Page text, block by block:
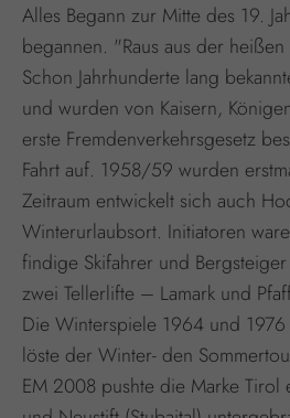
Alles Begann zur Mitte des 19.
begannen. "Raus aus der
Schon Jahrhunderte lang
und wurden von Kaisern,
erste Fremdenverkehrsgesetz
Fahrt auf. 1958/59 wurden
Zeitraum entwickelt sich auch
Winterurlaubsort. Initiatoren
findige Skifahrer und
zwei Tellerlifte – Lamark und
Die Winterspiele 1964 und
löste der Winter- den
EM 2008 pushte die Marke Tirol